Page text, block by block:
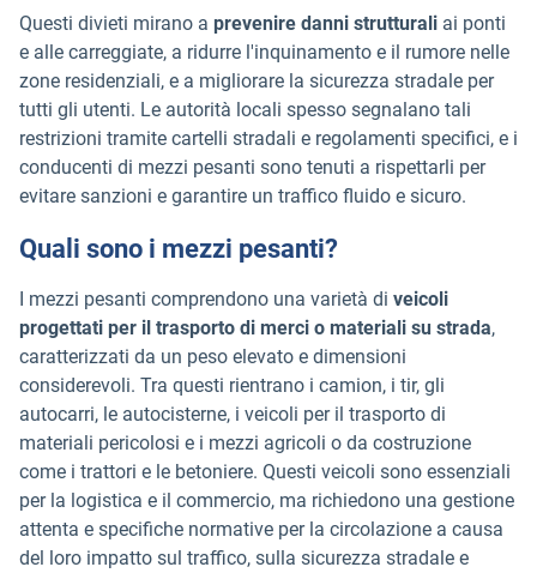
Questi divieti mirano a prevenire danni strutturali ai ponti
e alle carreggiate, a ridurre l'inquinamento e il rumore nelle
zone residenziali, e a migliorare la sicurezza stradale per
tutti gli utenti. Le autorità locali spesso segnalano tali
restrizioni tramite cartelli stradali e regolamenti specifici, e i
conducenti di mezzi pesanti sono tenuti a rispettarli per
evitare sanzioni e garantire un traffico fluido e sicuro.
Quali sono i mezzi pesanti?
I mezzi pesanti comprendono una varietà di veicoli
progettati per il trasporto di merci o materiali su strada,
caratterizzati da un peso elevato e dimensioni
considerevoli. Tra questi rientrano i camion, i tir, gli
autocarri, le autocisterne, i veicoli per il trasporto di
materiali pericolosi e i mezzi agricoli o da costruzione
come i trattori e le betoniere. Questi veicoli sono essenziali
per la logistica e il commercio, ma richiedono una gestione
attenta e specifiche normative per la circolazione a causa
del loro impatto sul traffico, sulla sicurezza stradale e